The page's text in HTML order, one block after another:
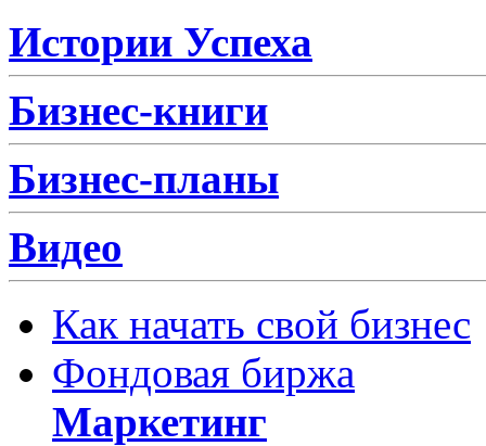
Истории Успеха
Бизнес-книги
Бизнес-планы
Видео
Как начать свой бизнес
Фондовая биржа
Маркетинг